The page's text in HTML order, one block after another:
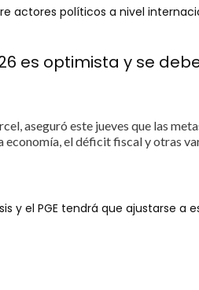
actores políticos a nivel
es optimista y se
aseguró este jueves que las
economía, el déficit fiscal y otras
y el PGE tendrá que ajustarse a